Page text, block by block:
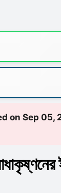
on Sep 05,